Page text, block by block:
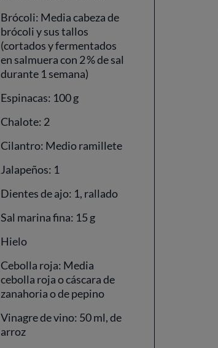
Brócoli: Media cabeza de
brócoli y sus tallos
(cortados y fermentados
en salmuera con 2 % de sal
durante 1 semana)
Espinacas: 100 g
Chalote: 2
Cilantro: Medio ramillete
Jalapeños: 1
Dientes de ajo: 1, rallado
Sal marina fina: 15 g
Hielo
Cebolla roja: Media
cebolla roja o cáscara de
zanahoria o de pepino
Vinagre de vino: 50 ml, de
arroz